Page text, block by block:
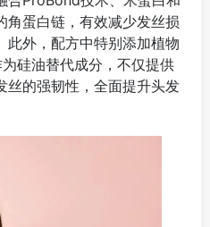
角蛋白链，有效减少发丝损
此外，配方中特别添加植物
硅油替代成分，不仅提供
丝的强韧性，全面提升头发